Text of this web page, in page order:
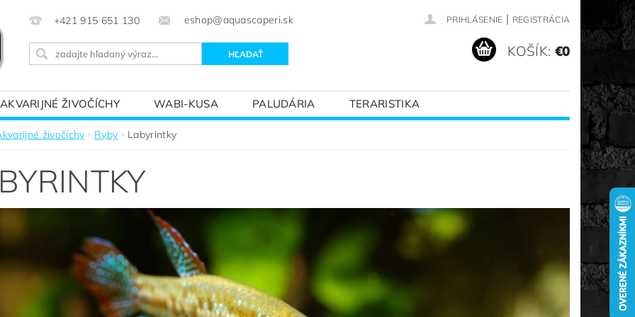
+421 915 651 130 eshop@aquascaperi.sk PRIHLÁSENIE | REGISTRÁCIA
KOŠÍK: €0
AKVARIJNÉ ŽIVOČÍCHY WABI-KUSA PALUDÁRIA
TERARISTIKA
SVETOM – ZÁKLADY AKVARISTIKY
živočíchy Ryby Labyrintky